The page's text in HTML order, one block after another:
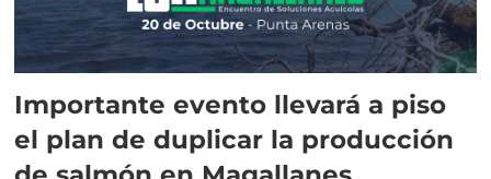
Importante evento llevará a piso
el plan de duplicar la producción